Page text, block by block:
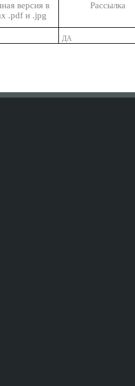
версия в
.pdf и .jpg
Рассылка
ДА